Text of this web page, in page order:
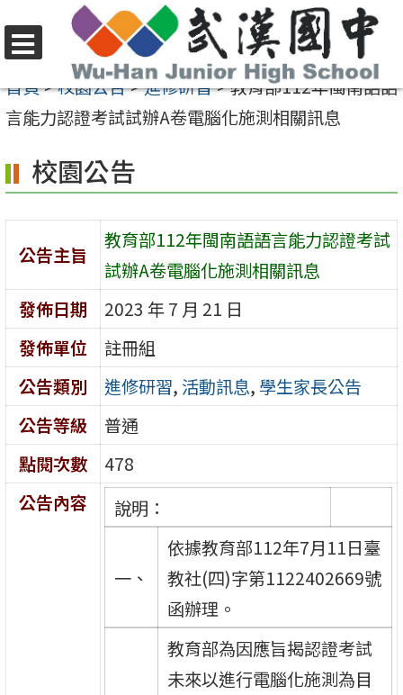
至
要
容
區
選
單
首頁>校園公告>進修研習>教育部112年閩南語語
言能力認證考試試辦A卷電腦化施測相關訊息
校園公告
公告主旨
教育部112年閩南語語言能力認證考試
試辦A卷電腦化施測相關訊息
發佈日期
2023 年 7 月 21 日
發佈單位
註冊組
公告類別
進修研習, 活動訊息, 學生家長公告
公告等級
普通
點閱次數
478
公告內容
說明：
一、
依據教育部112年7月11日臺
教社(四)字第1122402669號
函辦理。
教育部為因應旨揭認證考試
未來以進行電腦化施測為目